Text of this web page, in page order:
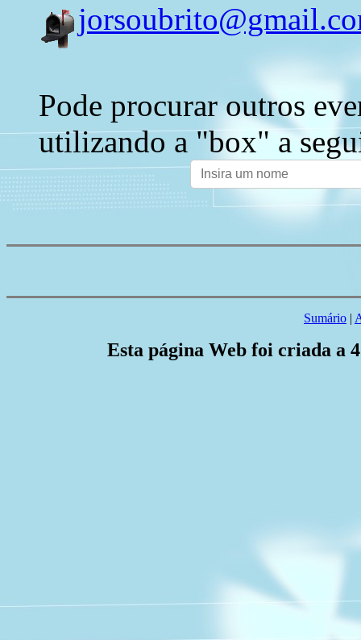
Pode procurar outros
utilizando a "box" a
Sumário |
Esta página Web foi criada a